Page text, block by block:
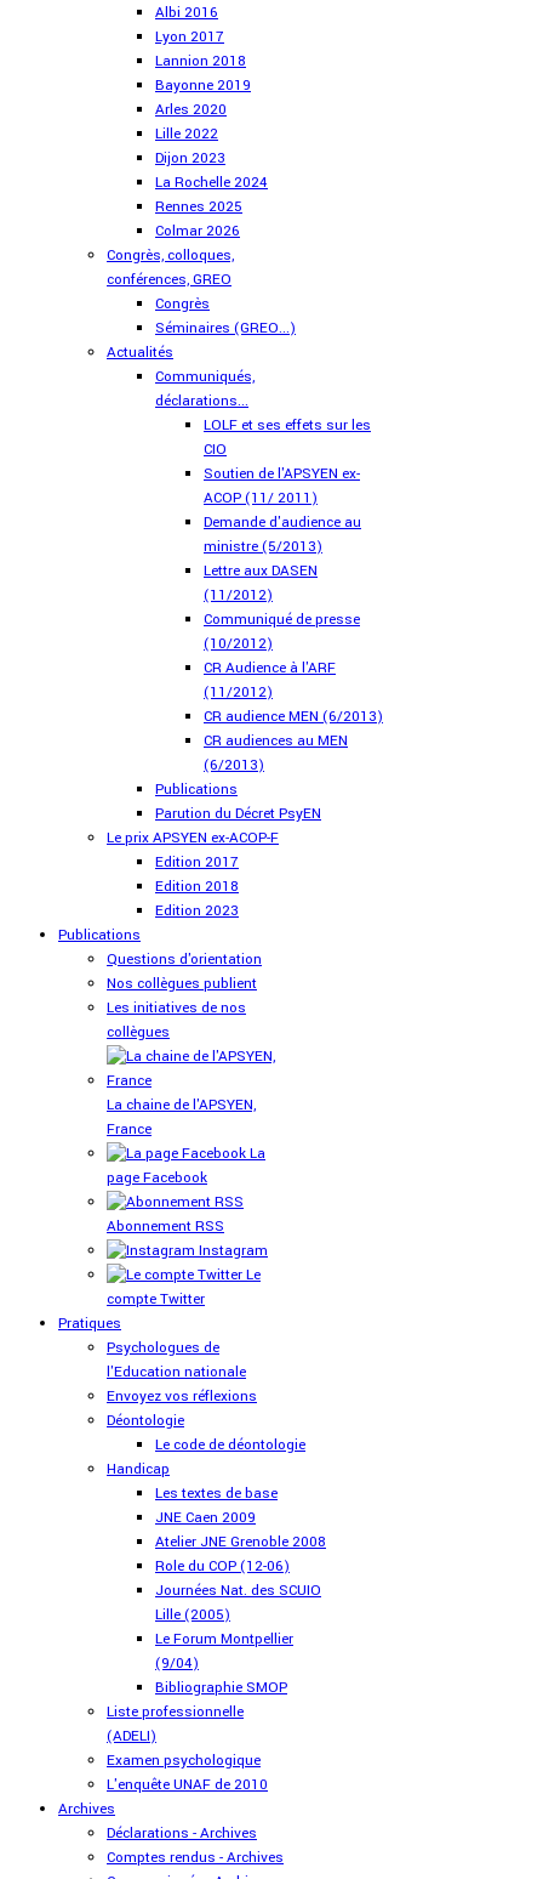
Albi 2016
Lyon 2017
Lannion 2018
Bayonne 2019
Arles 2020
Lille 2022
Dijon 2023
La Rochelle 2024
Rennes 2025
Colmar 2026
Congrès, colloques,
conférences, GREO
Congrès
Séminaires (GREO...)
Actualités
Communiqués,
déclarations...
LOLF et ses effets sur les
CIO
Soutien de l'APSYEN ex-
ACOP (11/ 2011)
Demande d'audience au
ministre (5/2013)
Lettre aux DASEN
(11/2012)
Communiqué de presse
(10/2012)
CR Audience à l'ARF
(11/2012)
CR audience MEN (6/2013)
CR audiences au MEN
(6/2013)
Publications
Parution du Décret PsyEN
Le prix APSYEN ex-ACOP-F
Edition 2017
Edition 2018
Edition 2023
Publications
Questions d'orientation
Nos collègues publient
Les initiatives de nos
collègues
La chaine de l'APSYEN,
France
La
page Facebook
Abonnement RSS
Instagram
Le
compte Twitter
Pratiques
Psychologues de
l'Education nationale
Envoyez vos réflexions
Déontologie
Le code de déontologie
Handicap
Les textes de base
JNE Caen 2009
Atelier JNE Grenoble 2008
Role du COP (12-06)
Journées Nat. des SCUIO
Lille (2005)
Le Forum Montpellier
(9/04)
Bibliographie SMOP
Liste professionnelle
(ADELI)
Examen psychologique
L'enquête UNAF de 2010
Archives
Déclarations - Archives
Comptes rendus - Archives